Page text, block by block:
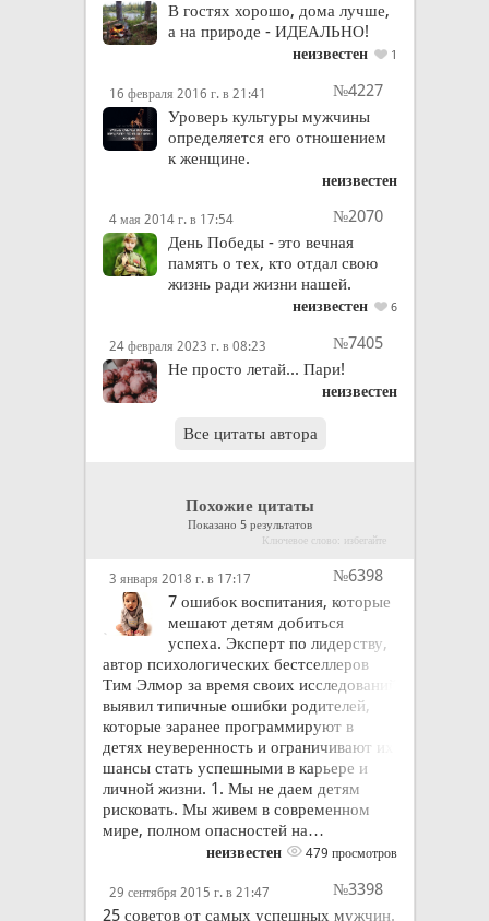
В гостях хорошо, дома лучше,
а на природе - ИДЕАЛЬНО!
неизвестен 1
16 февраля 2016 г. в 21:41
№4227
Уроверь культуры мужчины
определяется его отношением
к женщине.
неизвестен
4 мая 2014 г. в 17:54
№2070
День Победы - это вечная
память о тех, кто отдал свою
жизнь ради жизни нашей.
неизвестен 6
24 февраля 2023 г. в 08:23
№7405
Не просто летай... Пари!
неизвестен
Все цитаты автора
Похожие цитаты
Показано 5 результатов
Ключевое слово: избегайте
3 января 2018 г. в 17:17
№6398
7 ошибок воспитания, которые
мешают детям добиться
успеха. Эксперт по лидерству,
автор психологических бестселлеров
Тим Элмор за время своих исследований
выявил типичные ошибки родителей,
которые заранее программируют в
детях неуверенность и ограничивают их
шансы стать успешными в карьере и
личной жизни. 1. Мы не даем детям
рисковать. Мы живем в современном
мире, полном опасностей на…
неизвестен 479 просмотров
29 сентября 2015 г. в 21:47
№3398
25 советов от самых успешных мужчин.